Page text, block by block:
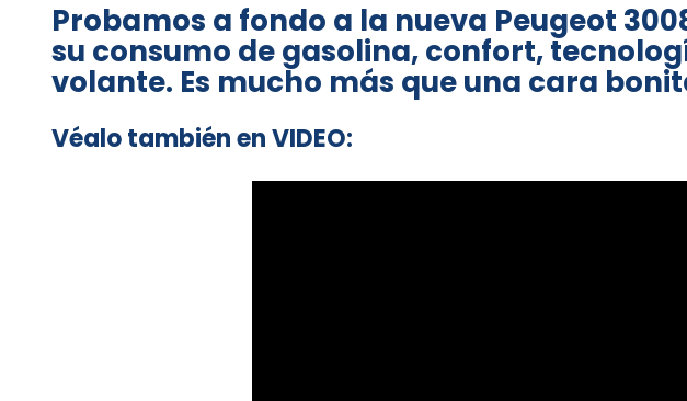
Probamos a fondo a la nueva Peugeot
su consumo de gasolina, confort,
volante. Es mucho más que una cara
Véalo también en VIDEO: